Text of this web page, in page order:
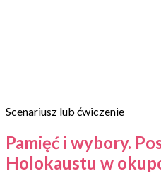
Scenariusz lub ćwiczenie
Pamięć i wybory.
Holokaustu w